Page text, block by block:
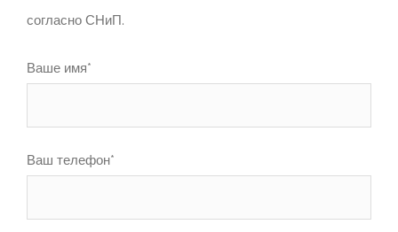
согласно СНиП.
Ваше имя*
Ваш телефон*